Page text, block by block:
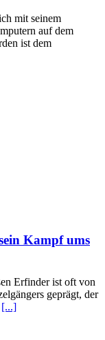
mit seinem
auf dem
ist dem
Kampf ums
Erfinder ist oft von
geprägt, der
[...]